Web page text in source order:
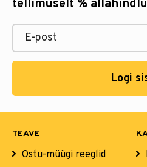
tellimuselt %
Logi
TEAVE
Ostu-müügi reeglid